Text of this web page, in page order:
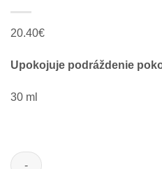
20.40€
Upokojuje podráždenie
30 ml